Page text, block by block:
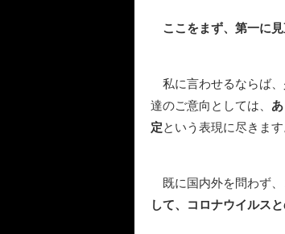
ここをまず、第一に
私に言わせるならば、
達のご意向としては、
定という表現に尽きます
既に国内外を問わず、
して、コロナウイルス